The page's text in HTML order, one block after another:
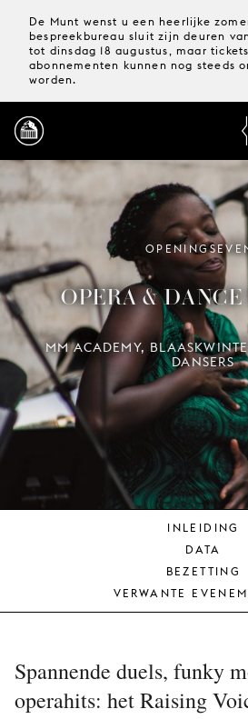
De Munt wenst u een heerlijke
bespreekbureau sluit zijn deuren
tot dinsdag 18 augustus, maar
abonnementen kunnen nog steeds
worden.
DE
MUNT
OPERA &
MM ACADEMY,
DANSERS
INLEIDING
DATA
BEZETTING
VERWANTE
Spannende duels, funky
operahits: het Raising